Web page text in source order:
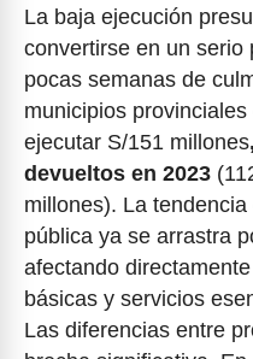
La baja ejecución
convertirse en un serio
pocas semanas de
municipios
ejecutar S/151 millones
devueltos en 2023
millones). La
pública ya se arrastra
afectando
básicas y servicios
Las diferencias entre